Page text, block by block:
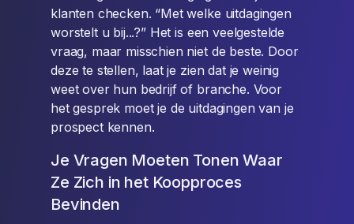
klanten checken. “Met welke uitdagingen
worstelt u bij...?” Het is een veelgestelde
vraag, maar misschien niet de beste. Door
deze te stellen, laat je zien dat je weinig
weet over hun bedrijf of branche. Voor
het gesprek moet je de uitdagingen van je
prospect kennen.
Je Vragen Moeten Tonen Waar
Ze Zich in het Koopproces
Bevinden